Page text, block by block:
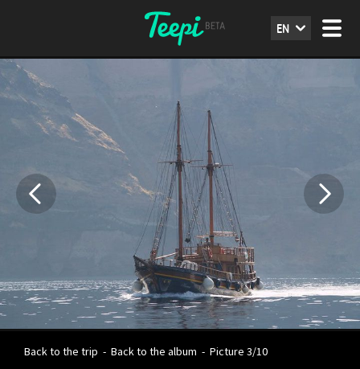
EN
Back to the trip - Back to the album - Picture 3/10